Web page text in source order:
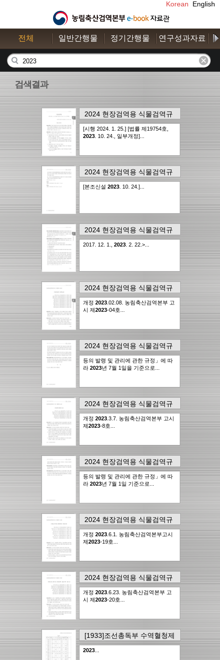
Korean English
전체 일반간행물 정기간행물 연구성과자료
검색결과
2024 현장검역용 식물검역규
정집의7page에서.. 1건
16,092점
[시행 2024. 1. 25.] [법률 제19754호,
2023 . 10. 24., 일부개정]...
2024 현장검역용 식물검역규
정집의10page에서.. 1건
16,092점
[본조신설 2023 . 10. 24.]...
2024 현장검역용 식물검역규
정집의113page에서.. 1건
16,092점
2017. 12. 1., 2023 . 2. 22.>...
2024 현장검역용 식물검역규
정집의267page에서.. 1건
16,092점
개정 2023 .02.08. 농림축산검역본부 고
시 제2023-04호...
2024 현장검역용 식물검역규
정집의278page에서.. 1건
16,092점
등의 발령 및 관리에 관한 규정」에 따
라 2023년 7월 1일을 기준으로...
2024 현장검역용 식물검역규
정집의318page에서.. 1건
16,092점
개정 2023 .3.7. 농림축산검역본부 고시
제2023-8호...
2024 현장검역용 식물검역규
정집의320page에서.. 1건
16,092점
등의 발령 및 관리에 관한 규정」에 따
라 2023년 7월 1일 기준으로...
2024 현장검역용 식물검역규
정집의328page에서.. 1건
16,092점
개정 2023 .6.1. 농림축산검역본부고시
제2023-19호...
2024 현장검역용 식물검역규
정집의364page에서.. 1건
16,092점
개정 2023 .6.23. 농림축산검역본부 고
시 제2023-20호...
[1933]조선총독부 수역혈청제
조소연구보고 제8차의
23page
2023